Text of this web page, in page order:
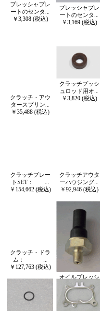
プレッシャプレ
ートのセンタ...
￥3,308 (税込)
プレッシャプレ
ートのセンタ...
￥3,169 (税込)
クラッチ・アウ
タースプリン...
￥35,488 (税込)
クラッチプッシ
ュロッド用オ...
￥3,820 (税込)
クラッチプレー
トSET： ...
￥154,662 (税込)
クラッチアウタ
ーハウジング...
￥92,946 (税込)
クラッチ・ドラ
ム： ...
￥127,763 (税込)
オイルプレッシ
ャースイッチ...
￥9,422 (税込)